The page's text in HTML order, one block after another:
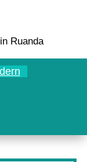
Ruanda